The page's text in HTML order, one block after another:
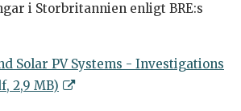
i Storbritannien enligt BRE:s
Solar PV Systems - Investigations
2,9 MB)